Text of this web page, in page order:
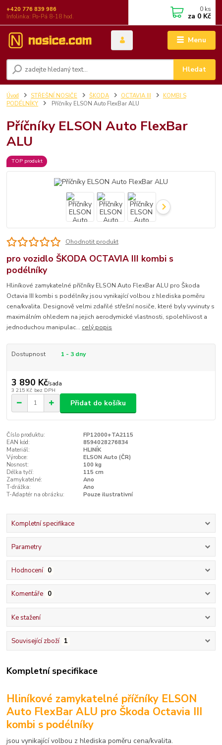
Menu
Hledat
+420 776 839 986
Infolinka: Po-Pá 8-18 hod.
0 ks
za 0 Kč
Úvod STŘEŠNÍ NOSIČE ŠKODA OCTAVIA III
KOMBI S
PODÉLNÍKY
Příčníky ELSON Auto FlexBar ALU
Příčníky ELSON Auto FlexBar
ALU
TOP produkt
Ohodnotit produkt
pro vozidlo ŠKODA OCTAVIA III kombi s
podélníky
Hliníkové zamykatelné příčníky ELSON Auto FlexBar ALU pro Škoda
Octavia III kombi s podélníky jsou vynikající volbou z hlediska poměru
cena/kvalita. Designově velmi zdařilé střešní nosiče, které byly vyvinuty s
maximálním ohledem na jejich aerodymické vlastnosti, spolehlivost a
jednoduchou manipulac... celý popis
Dostupnost 1 - 3 dny
3 890 Kč/sada
3 215 Kč bez DPH
Přidat do košíku
Číslo produktu:
FP12000+TA2115
EAN kód:
8594028276834
Materiál:
HLINÍK
Výrobce:
ELSON Auto (ČR)
Nosnost:
100 kg
Délka tyčí:
115 cm
Zamykatelné:
Ano
T-drážka:
Ano
T-Adaptér na obrázku:
Pouze ilustrativní
Kompletní specifikace
Parametry
Hodnocení 0
Komentáře 0
Ke stažení
Související zboží 1
Kompletní specifikace
Hliníkové zamykatelné příčníky ELSON
Auto FlexBar ALU pro Škoda Octavia III
kombi s podélníky
jsou vynikající volbou z hlediska poměru cena/kvalita.